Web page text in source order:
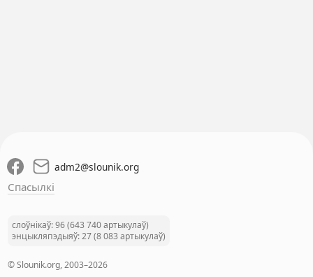
adm2@slounik.org
Спасылкі
слоўнікаў: 96 (643 740 артыкулаў)
энцыкляпэдыяў: 27 (8 083 артыкулаў)
© Slounik.org, 2003–2026